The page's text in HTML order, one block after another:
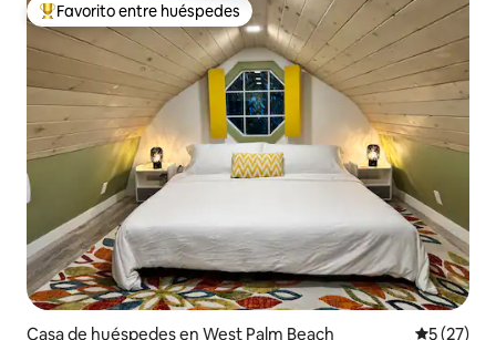
Favorito entre huéspedes preferido
Favorito entre huéspedes
Casa de huéspedes en West Palm Beach 5 (27)